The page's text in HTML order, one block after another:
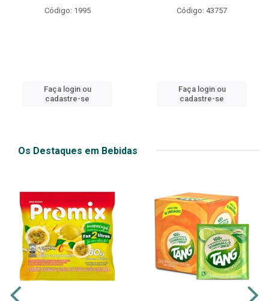
Código: 1995
Faça login ou
cadastre-se
Código: 43757
Faça login ou
cadastre-se
Os Destaques em Bebidas